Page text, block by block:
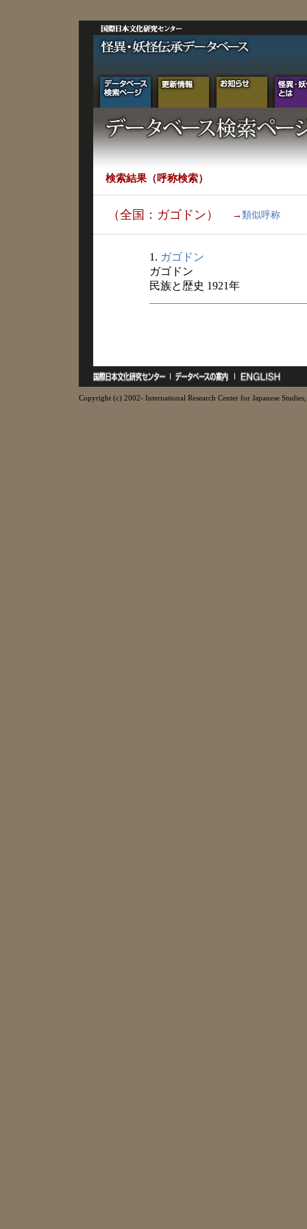
検索結果（呼称検索）
（全国：ガゴドン） → 類似呼称
1. ガゴドン
ガゴドン
民族と歴史 1921年
Copyright (c) 2002- International Research Center for Japanese